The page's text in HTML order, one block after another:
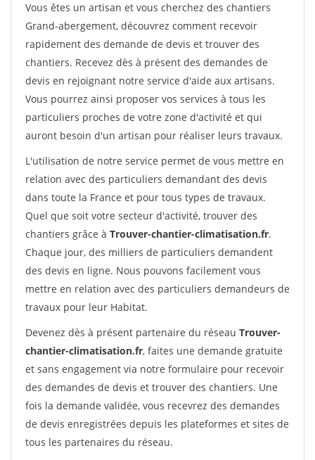
Vous êtes un artisan et vous cherchez des chantiers
Grand-abergement, découvrez comment recevoir
rapidement des demande de devis et trouver des
chantiers. Recevez dès à présent des demandes de
devis en rejoignant notre service d'aide aux artisans.
Vous pourrez ainsi proposer vos services à tous les
particuliers proches de votre zone d'activité et qui
auront besoin d'un artisan pour réaliser leurs travaux.
L'utilisation de notre service permet de vous mettre en
relation avec des particuliers demandant des devis
dans toute la France et pour tous types de travaux.
Quel que soit votre secteur d'activité, trouver des
chantiers grâce à Trouver-chantier-climatisation.fr.
Chaque jour, des milliers de particuliers demandent
des devis en ligne. Nous pouvons facilement vous
mettre en relation avec des particuliers demandeurs de
travaux pour leur Habitat.
Devenez dès à présent partenaire du réseau Trouver-
chantier-climatisation.fr, faites une demande gratuite
et sans engagement via notre formulaire pour recevoir
des demandes de devis et trouver des chantiers. Une
fois la demande validée, vous recevrez des demandes
de devis enregistrées depuis les plateformes et sites de
tous les partenaires du réseau.